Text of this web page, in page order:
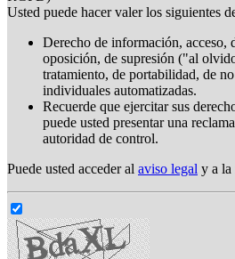
Usted puede hacer valer los siguientes
Derecho de información, acceso,
oposición, de supresión ("al
tratamiento, de portabilidad, de
individuales automatizadas.
Recuerde que ejercitar sus
puede usted presentar una
autoridad de control.
Puede usted acceder al aviso legal y a la